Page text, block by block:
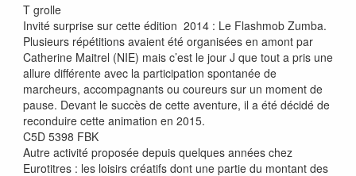
T grolle
Invité surprise sur cette édition 2014 : Le Flashmob Zumba.
Plusieurs répétitions avaient été organisées en amont par
Catherine Maitrel (NIE) mais c’est le jour J que tout a pris une
allure différente avec la participation spontanée de
marcheurs, accompagnants ou coureurs sur un moment de
pause. Devant le succès de cette aventure, il a été décidé de
reconduire cette animation en 2015.
C5D 5398 FBK
Autre activité proposée depuis quelques années chez
Eurotitres : les loisirs créatifs dont une partie du montant des